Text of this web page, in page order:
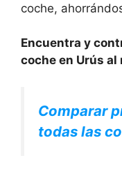
coche,
Encuentra y
coche en Urús al
Comparar
todas las